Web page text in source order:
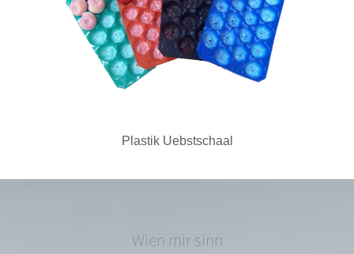
Plastik Uebstschaal
Wien mir sinn